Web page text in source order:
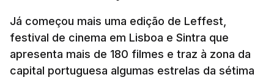
Já começou mais uma edição de Leffest,
festival de cinema em Lisboa e Sintra que
apresenta mais de 180 filmes e traz à zona da
capital portuguesa algumas estrelas da sétima